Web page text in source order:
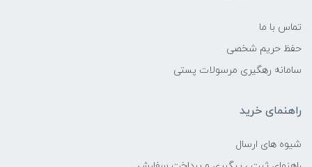
تماس با ما
حفظ حریم شخصی
سامانه رهگیری مرسولات پستی
راهنمای خرید
شیوه های ارسال